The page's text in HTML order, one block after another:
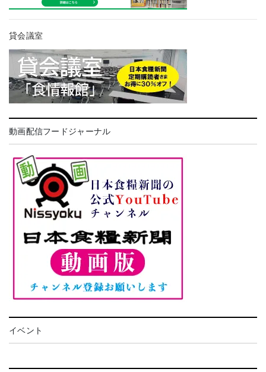
貸会議室
動画配信フードジャーナル
イベント